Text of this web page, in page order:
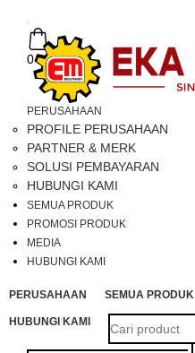
Toggle
navigation
0
PERUSAHAAN
PROFILE PERUSAHAAN
PARTNER & MERK
SOLUSI PEMBAYARAN
HUBUNGI KAMI
SEMUA PRODUK
PROMOSI PRODUK
MEDIA
HUBUNGI KAMI
PERUSAHAAN SEMUA PRODUK
HUBUNGI KAMI